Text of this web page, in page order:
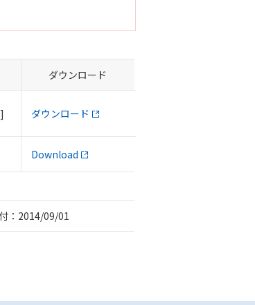
ダウンロード
ダウンロード
Download
：2014/09/01